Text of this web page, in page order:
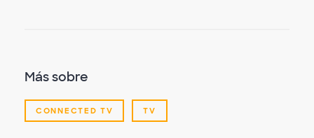
Más sobre
CONNECTED TV TV